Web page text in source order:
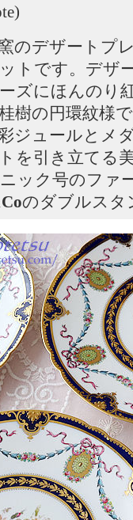
のデザートプ
トです。デザ
ズにほんのり
樹の円環紋様
ジュールとメ
を引き立てる
ック号のファ
のダブルスタ